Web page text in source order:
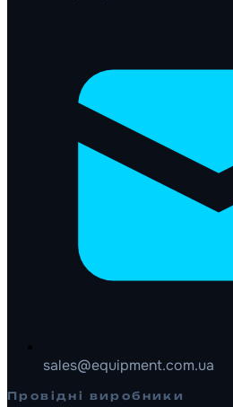
sales@equipment.com.ua
Провідні виробники